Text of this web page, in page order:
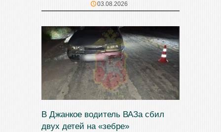
03.08.2026
В Джанкое водитель ВАЗа сбил
двух детей на «зебре»